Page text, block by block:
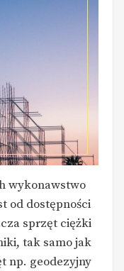
wykonawstwo
od dostępności
sprzęt ciężki
tak samo jak
np. geodezyjny